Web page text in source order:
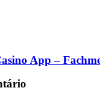
App –